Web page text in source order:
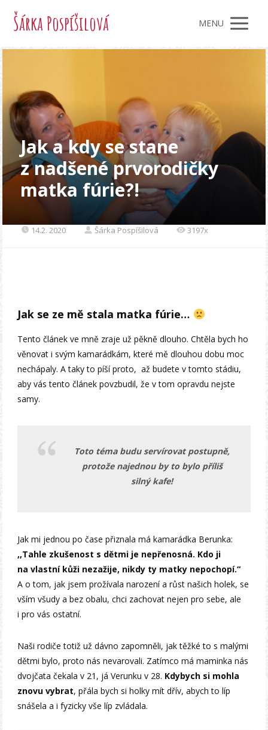
Šárka Pospíšilová MENU
Jak a kdy se stane
z nadšené prvorodičky
matka fúrie?!
14.2. 2020 Šárka Pospíšilová 3197x
Jak se ze mě stala matka fúrie…
Tento článek ve mně zraje už pěkně dlouho. Chtěla bych ho
věnovat i svým kamarádkám, které mě dlouhou dobu moc
nechápaly. A taky to píší proto, až budete v tomto stádiu,
aby vás tento článek povzbudil, že v tom opravdu nejste
samy.
Toto téma budu servírovat postupně,
protože najednou by to bylo příliš
silný kafe!
Jak mi jednou po čase přiznala má kamarádka Berunka:
,,Tahle zkušenost s dětmi je nepřenosná. Kdo ji
na vlastní kůži nezažije, nikdy ty matky nepochopí.“
A o tom, jak jsem prožívala narození a růst našich holek, se
vším všudy a bez obalu, chci zachovat nejen pro sebe, ale
i pro vás ostatní.
Naši rodiče totiž už dávno zapomněli, jak těžké to s malými
dětmi bylo, proto nás nevarovali. Zatímco má maminka nás
dvojčata čekala v 21, já Verunku v 28. Kdybych si mohla
znovu vybrat, přála bych si holky mít dřív, abych to líp
snášela a i fyzicky vše líp zvládala.